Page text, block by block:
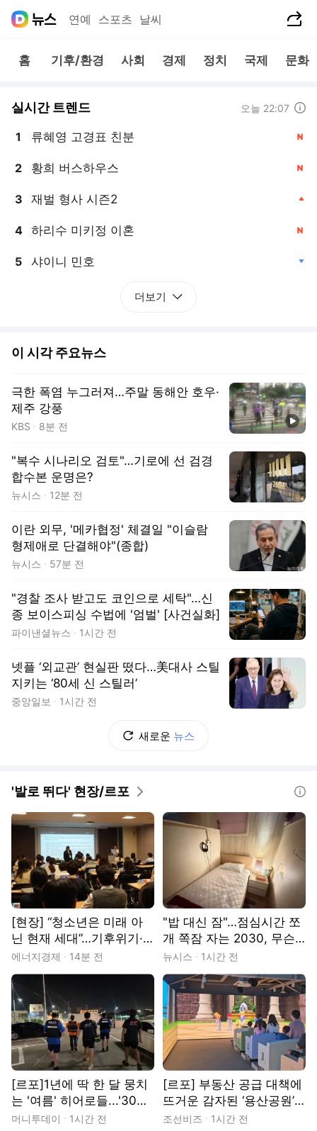
연예 스포츠 날씨
홈 기후/환경 사회 경제 정치 국제 문화
실시간 트렌드 오늘 22:07
1 류혜영 고경표 친분
2 황희 버스하우스
3 재벌 형사 시즌2
4 하리수 미키정 이혼
5 샤이니 민호
더보기
이 시각 주요뉴스
극한 폭염 누그러져…주말 동해안 호우·
제주 강풍
KBS 8분 전
"복수 시나리오 검토"…기로에 선 검경
합수본 운명은?
뉴시스 12분 전
이란 외무, '메카협정' 체결일 "이슬람
형제애로 단결해야"(종합)
뉴시스 57분 전
"경찰 조사 받고도 코인으로 세탁"…신
종 보이스피싱 수법에 '엄벌' [사건실화]
파이낸셜뉴스 1시간 전
넷플 ‘외교관’ 현실판 떴다…美대사 스틸
지키는 ‘80세 신 스틸러’
중앙일보 1시간 전
새로운 뉴스
'발로 뛰다' 현장/르포
[현장] “청소년은 미래 아
닌 현재 세대”…기후위기·
물 해법 제시한 18개국 청
소년들
에너지경제 14분 전
"밥 대신 잠"…점심시간 쪼
개 쪽잠 자는 2030, 무슨
일? [출동!인턴]
뉴시스 1시간 전
[르포]1년에 딱 한 달 뭉치
는 '여름' 히어로들...'30도
밤바다' 지킨다
머니투데이 1시간 전
[르포] 부동산 공급 대책에
뜨거운 감자된 ‘용산공원’…
시민들은 “녹지 지켜야”
조선비즈 1시간 전